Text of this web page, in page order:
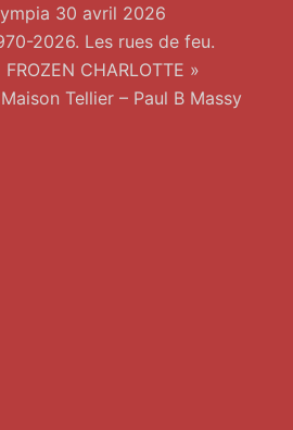
30 avril 2026
2026. Les rues de feu.
CHARLOTTE »
Tellier – Paul B Massy